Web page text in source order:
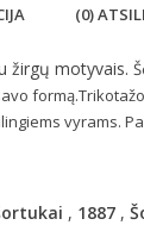
(0)
žirgų motyvais.
vyrams.
, 1887,